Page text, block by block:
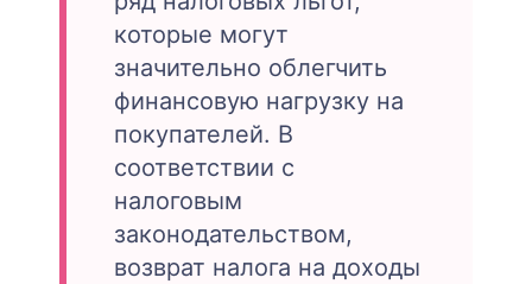
которые могут
значительно облегчить
финансовую нагрузку на
покупателей. В
соответствии с
налоговым
законодательством,
возврат налога на доходы